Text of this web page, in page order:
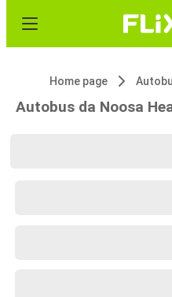
Home page
Autobus da Noosa